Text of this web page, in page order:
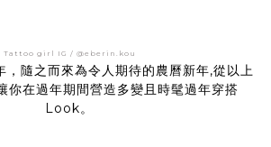
Tattoo girl IG / @eberin.kou
，隨之而來為令人期待的農曆新年,從以上
你在過年期間營造多變且時髦過年穿搭
Look。